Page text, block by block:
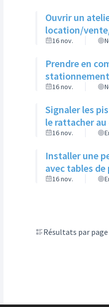
Ouvrir un
location/
16 nov.
Prendre en
16 nov.
Signaler les
le rattacher au
16 nov.
Installer une
avec tables
16 nov.
Résultats par page